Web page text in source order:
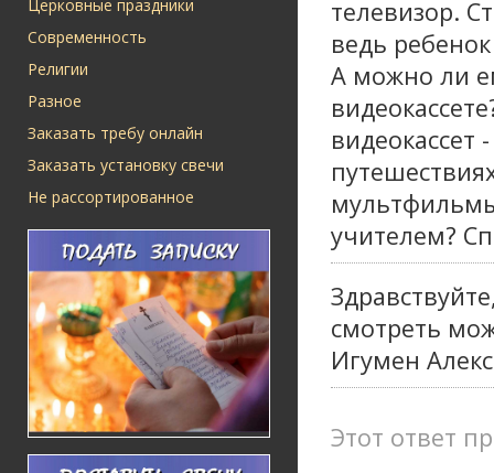
Церковные праздники
Современность
Религии
Разное
Заказать требу онлайн
Заказать установку свечи
Не рассортированное
телевизор.
ведь
А можно ли
учителем?
смотреть
Игумен
Этот ответ